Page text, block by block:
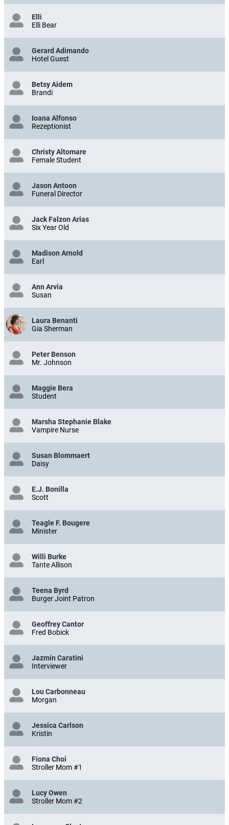
Elli
Elli Bear
Gerard Adimando
Hotel Guest
Betsy Aidem
Brandi
Ioana Alfonso
Rezeptionist
Christy Altomare
Female Student
Jason Antoon
Funeral Director
Jack Falzon Arias
Six Year Old
Madison Arnold
Earl
Ann Arvia
Susan
Laura Benanti
Gia Sherman
Peter Benson
Mr. Johnson
Maggie Bera
Student
Marsha Stephanie Blake
Vampire Nurse
Susan Blommaert
Daisy
E.J. Bonilla
Scott
Teagle F. Bougere
Minister
Willi Burke
Tante Allison
Teena Byrd
Burger Joint Patron
Geoffrey Cantor
Fred Bobick
Jazmín Caratini
Interviewer
Lou Carbonneau
Morgan
Jessica Carlson
Kristin
Fiona Choi
Stroller Mom #1
Lucy Owen
Stroller Mom #2